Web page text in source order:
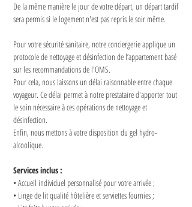
De la même manière le jour de votre départ, un départ tardif
sera permis si le logement n'est pas repris le soir même.
Pour votre sécurité sanitaire, notre conciergerie applique un
protocole de nettoyage et désinfection de l’appartement basé
sur les recommandations de l'OMS.
Pour cela, nous laissons un délai raisonnable entre chaque
voyageur. Ce délai permet à notre prestataire d'apporter tout
le soin nécessaire à ces opérations de nettoyage et
désinfection.
Enfin, nous mettons à votre disposition du gel hydro-
alcoolique.
Services inclus :
• Accueil individuel personnalisé pour votre arrivée ;
• Linge de lit qualité hôtelière et serviettes fournies ;